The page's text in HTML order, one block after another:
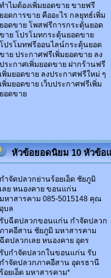
ทำไมต้องเพิ่มยอดขาย ขายฟรี
ยอดการขาย คืออะไร กลยุทธ์เพิ่ม
ยอดขาย โพสฟรีการกระตุ้นยอด
ขาย โปรโมทกระตุ้นยอดขาย
โปรโมทฟรีออนไลน์กระตุ้นยอด
ขาย ประกาศฟรีเพิ่มยอดขาย ลง
ประกาศเพิ่มยอดขาย ฝากร้านฟรี
เพิ่มยอดขาย ลงประกาศฟรีใหม่ ๆ
เพิ่มยอดขาย เว็บประกาศฟรีเพิ่ม
ยอดขาย
หัวข้อยอดนิยม 10 หัวข้อ
กำจัดปลวกย่านร้อยเอ็ด ชัยภูมิ
เลย หนองคาย ขอนแก่น
มหาสารคาม 085-5015148 คุณ
อุบล
รับฉีดปลวกขอนแก่น กำจัดปลวก
ภาคอีสาน ชัยภูมิ มหาสารคาม
ฉีดปลวกเลย หนองคาย อุดร
รับกำจัดปลวกในขอนแก่น รับ
กำจัดปลวกภาคอีสาน อุดรธานี
ร้อยเอ็ด มหาสารคาม*